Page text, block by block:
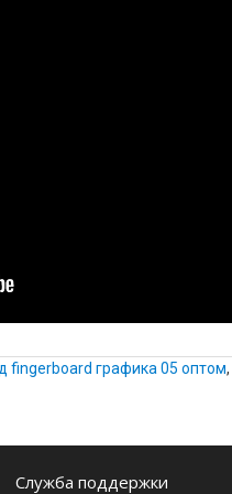
fingerboard графика 05 оптом,
Служба поддержки